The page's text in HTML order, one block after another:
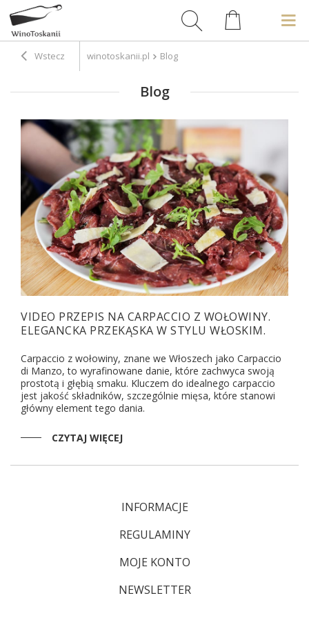
Wstecz winotoskanii.pl Blog
Blog
VIDEO PRZEPIS NA CARPACCIO Z WOŁOWINY.
ELEGANCKA PRZEKĄSKA W STYLU WŁOSKIM.
Carpaccio z wołowiny, znane we Włoszech jako Carpaccio
di Manzo, to wyrafinowane danie, które zachwyca swoją
prostotą i głębią smaku. Kluczem do idealnego carpaccio
jest jakość składników, szczególnie mięsa, które stanowi
główny element tego dania.
CZYTAJ WIĘCEJ
INFORMACJE
REGULAMINY
MOJE KONTO
NEWSLETTER